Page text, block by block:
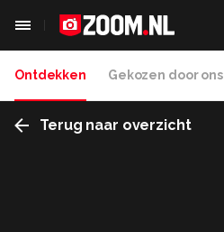
Ontdekken Gekozen door ons
Terug naar overzicht